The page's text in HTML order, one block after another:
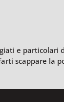
e particolari
scappare la